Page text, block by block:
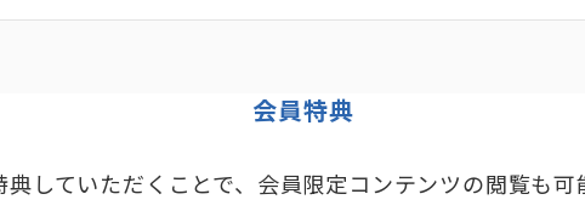
会員特典
典していただくことで、会員限定コンテンツの閲覧も可